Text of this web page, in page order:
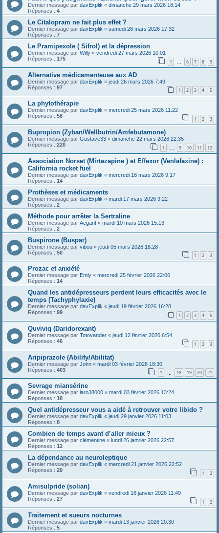
Dernier message par davExplik « dimanche 29 mars 2026 18:14
Réponses : 4
Le Citalopram ne fait plus effet ?
Dernier message par davExplik « samedi 28 mars 2026 17:32
Réponses : 7
Le Pramipexole ( Sifrol) et la dépression
Dernier message par Willy « vendredi 27 mars 2026 10:01
Réponses : 175 1 … 6 7 8 9
Alternative médicamenteuse aux AD
Dernier message par davExplik « jeudi 26 mars 2026 7:49
Réponses : 97 1 2 3 4 5
La phytothérapie
Dernier message par davExplik « mercredi 25 mars 2026 11:22
Réponses : 58 1 2 3
Bupropion (Zyban/Wellbutrin/Amfebutamone)
Dernier message par Gustave33 « dimanche 22 mars 2026 22:35
Réponses : 220 1 … 9 10 11 12
Association Norset (Mirtazapine ) et Effexor (Venlafaxine) :
California rocket fuel
Dernier message par davExplik « mercredi 18 mars 2026 9:17
Réponses : 14
Prothèses et médicaments
Dernier message par davExplik « mardi 17 mars 2026 9:22
Réponses : 2
Méthode pour arrêter la Sertraline
Dernier message par Aegant « mardi 10 mars 2026 15:13
Réponses : 2
Buspirone (Buspar)
Dernier message par vibou « jeudi 05 mars 2026 18:28
Réponses : 50 1 2 3
Prozac et anxiété
Dernier message par Emly « mercredi 25 février 2026 22:06
Réponses : 14
Quand les antidépresseurs perdent leurs efficacités avec le
temps (Tachyphylaxie)
Dernier message par davExplik « jeudi 19 février 2026 16:28
Réponses : 99 1 2 3 4 5
Quviviq (Daridorexant)
Dernier message par Totovander « jeudi 12 février 2026 6:54
Réponses : 46 1 2 3
Aripiprazole (Abilify/Abilitat)
Dernier message par John « mardi 03 février 2026 18:30
Réponses : 403 1 18 19 20 21
Sevrage miansérine
Dernier message par laro38000 « mardi 03 février 2026 13:24
Réponses : 18
Quel antidépresseur vous a aidé à retrouver votre libido ?
Dernier message par davExplik « jeudi 29 janvier 2026 11:03
Réponses : 8
Combien de temps avant d’aller mieux ?
Dernier message par clémentine « lundi 26 janvier 2026 22:57
Réponses : 12
La dépendance au neuroleptique
Dernier message par davExplik « mercredi 21 janvier 2026 22:52
Réponses : 20 1 2
Amisulpride (solian)
Dernier message par davExplik « vendredi 16 janvier 2026 11:49
Réponses : 27 1 2
Traitement et sueurs nocturnes
Dernier message par davExplik « mardi 13 janvier 2026 20:30
Réponses : 5